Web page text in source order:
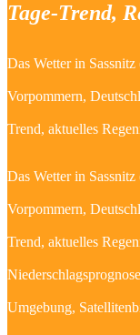
Tage-Trend,
Das Wetter in
Vorpommern,
Trend, aktuelles
Das Wetter in
Vorpommern,
Trend, aktuelles
Umgebung,